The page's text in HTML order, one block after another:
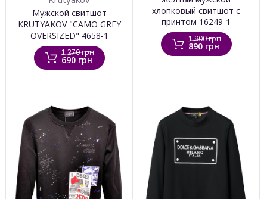
Мужской свитшот
KRUTYAKOV "CAMO GREY
OVERSIZED" 4658-1
1 270 грн
690 грн
хлопковый свитшот с
принтом 16249-1
1 900 грн
890 грн